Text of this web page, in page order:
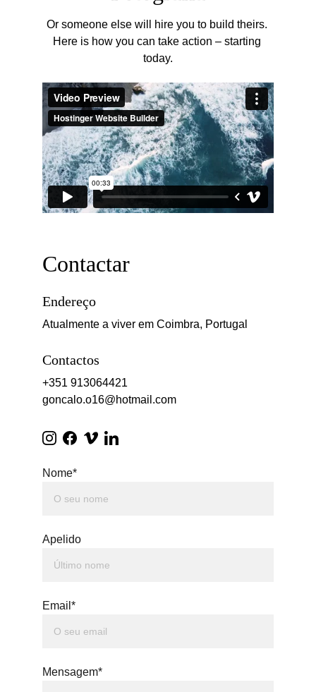
Or someone else will hire you to build theirs.
Here is how you can take action – starting
today.
Contactar
Endereço
Atualmente a viver em Coimbra, Portugal
Contactos
+351 913064421
goncalo.o16@hotmail.com
Nome*
Apelido
Email*
Mensagem*